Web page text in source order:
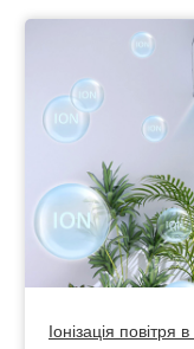
Іонізація